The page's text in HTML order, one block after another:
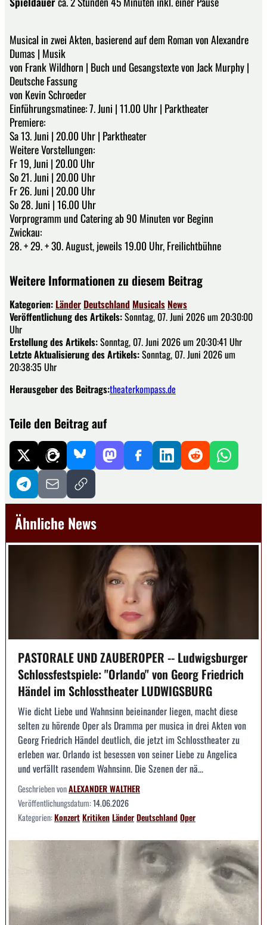
Musical in zwei Akten, basierend auf dem Roman von Alexandre
Dumas | Musik
von Frank Wildhorn | Buch und Gesangstexte von Jack Murphy |
Deutsche Fassung
von Kevin Schroeder
Einführungsmatinee: 7. Juni | 11.00 Uhr | Parktheater
Premiere:
Sa 13. Juni | 20.00 Uhr | Parktheater
Weitere Vorstellungen:
Fr 19, Juni | 20.00 Uhr
So 21. Juni | 20.00 Uhr
Fr 26. Juni | 20.00 Uhr
So 28. Juni | 16.00 Uhr
Vorprogramm und Catering ab 90 Minuten vor Beginn
Zwickau:
28. + 29. + 30. August, jeweils 19.00 Uhr, Freilichtbühne
Weitere Informationen zu diesem Beitrag
Kategorien: Länder Deutschland Musicals News
Veröffentlichung des Artikels:Sonntag, 07. Juni 2026 um 20:30:00
Uhr
Erstellung des Artikels:Sonntag, 07. Juni 2026 um 20:30:41 Uhr
Letzte Aktualisierung des Artikels:Sonntag, 07. Juni 2026 um
20:38:35 Uhr
Herausgeber des Beitrags:theaterkompass.de
Teile den Beitrag auf
Ähnliche News
PASTORALE UND ZAUBEROPER -- Ludwigsburger
Schlossfestspiele: "Orlando" von Georg Friedrich
Händel im Schlosstheater LUDWIGSBURG
Wie dicht Liebe und Wahnsinn beieinander liegen, macht diese
selten zu hörende Oper als Dramma per musica in drei Akten von
Georg Friedrich Händel deutlich, die jetzt im Schlosstheater zu
erleben war. Orlando ist besessen von seiner Liebe zu Angelica
und verfällt rasendem Wahnsinn. Die Szenen der nä...
Geschrieben vonALEXANDER WALTHER
Veröffentlichungsdatum:14.06.2026
Kategorien:KonzertKritikenLänderDeutschlandOper